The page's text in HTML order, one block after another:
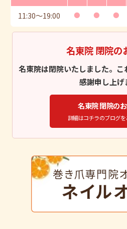
11:30〜19:00 ● ● ●
名東院 閉院の
名東院は閉院いたしました。こ
感謝申し上げ
名東院 閉院の
詳細はコチラのブログ